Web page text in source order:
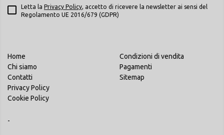
Letta la Privacy Policy, accetto di ricevere la newsletter ai sensi del
Regolamento UE 2016/679 (GDPR)
Home
Chi siamo
Contatti
Privacy Policy
Cookie Policy
Condizioni di vendita
Pagamenti
Sitemap
-